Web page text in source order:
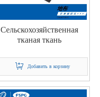
Сельскохозяйственная
тканая ткань
Добавить в корзину